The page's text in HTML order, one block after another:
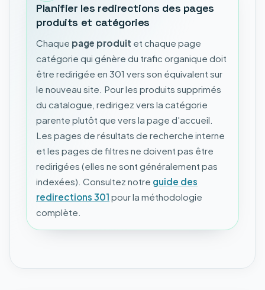
Planifier les redirections des pages
produits et catégories
Chaque page produit et chaque page
catégorie qui génère du trafic organique doit
être redirigée en 301 vers son équivalent sur
le nouveau site. Pour les produits supprimés
du catalogue, redirigez vers la catégorie
parente plutôt que vers la page d'accueil.
Les pages de résultats de recherche interne
et les pages de filtres ne doivent pas être
redirigées (elles ne sont généralement pas
indexées). Consultez notre guide des
redirections 301 pour la méthodologie
complète.